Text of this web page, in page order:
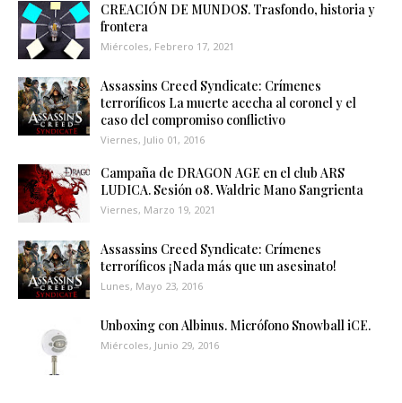
CREACIÓN DE MUNDOS. Trasfondo, historia y
frontera
Miércoles, Febrero 17, 2021
Assassins Creed Syndicate: Crímenes
terroríficos La muerte acecha al coronel y el
caso del compromiso conflictivo
Viernes, Julio 01, 2016
Campaña de DRAGON AGE en el club ARS
LUDICA. Sesión 08. Waldric Mano Sangrienta
Viernes, Marzo 19, 2021
Assassins Creed Syndicate: Crímenes
terroríficos ¡Nada más que un asesinato!
Lunes, Mayo 23, 2016
Unboxing con Albinus. Micrófono Snowball iCE.
Miércoles, Junio 29, 2016